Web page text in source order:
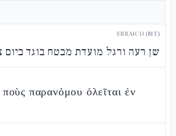
EBRAICO (MT)
שן רעה ורגל מועדת מבטח בוגד ביום
παρανόμου ὀλεῖται ἐν